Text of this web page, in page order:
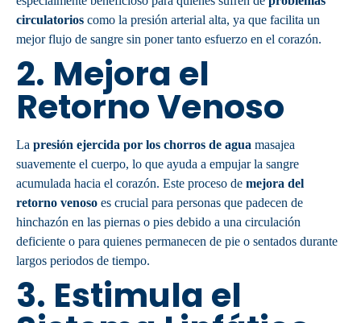
circulatorios como la presión arterial alta, ya que facilita un
mejor flujo de sangre sin poner tanto esfuerzo en el corazón.
2. Mejora el
Retorno Venoso
La presión ejercida por los chorros de agua masajea
suavemente el cuerpo, lo que ayuda a empujar la sangre
acumulada hacia el corazón. Este proceso de mejora del
retorno venoso es crucial para personas que padecen de
hinchazón en las piernas o pies debido a una circulación
deficiente o para quienes permanecen de pie o sentados durante
largos periodos de tiempo.
3. Estimula el